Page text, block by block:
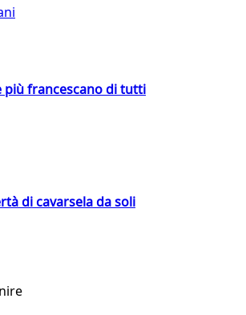
più francescano di tutti
di cavarsela da soli